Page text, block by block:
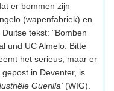
er bommen zijn
(wapenfabriek) en
tekst: "Bomben
und UC Almelo. Bitte
het serieus, maar er
in Deventer, is
Guerilla' (WIG).